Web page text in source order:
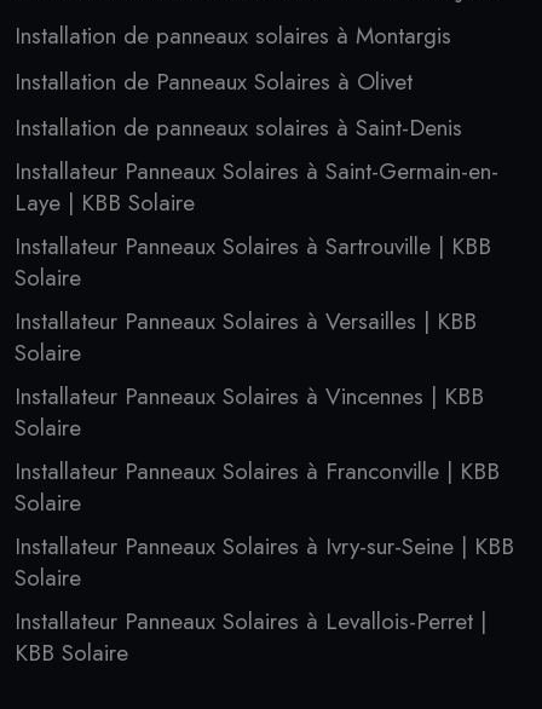
Installation de panneaux solaires à Montargis
Installation de Panneaux Solaires à Olivet
Installation de panneaux solaires à Saint-Denis
Installateur Panneaux Solaires à Saint-Germain-en-
Laye | KBB Solaire
Installateur Panneaux Solaires à Sartrouville | KBB
Solaire
Installateur Panneaux Solaires à Versailles | KBB
Solaire
Installateur Panneaux Solaires à Vincennes | KBB
Solaire
Installateur Panneaux Solaires à Franconville | KBB
Solaire
Installateur Panneaux Solaires à Ivry-sur-Seine | KBB
Solaire
Installateur Panneaux Solaires à Levallois-Perret |
KBB Solaire